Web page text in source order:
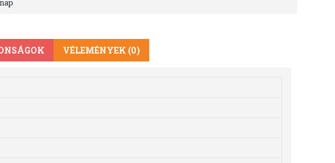
VÉLEMÉNYEK (0)